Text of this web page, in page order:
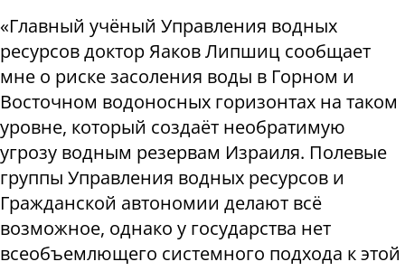
«Главный учёный Управления водных
ресурсов доктор Яаков Липшиц сообщает
мне о риске засоления воды в Горном и
Восточном водоносных горизонтах на таком
уровне, который создаёт необратимую
угрозу водным резервам Израиля. Полевые
группы Управления водных ресурсов и
Гражданской автономии делают всё
возможное, однако у государства нет
всеобъемлющего системного подхода к этой